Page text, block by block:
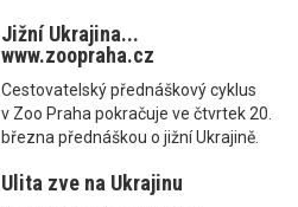
Jižní Ukrajina...
www.zoopraha.cz
Cestovatelský přednáškový cyklus
v Zoo Praha pokračuje ve čtvrtek 20.
března přednáškou o jižní Ukrajině.
Ulita zve na Ukrajinu